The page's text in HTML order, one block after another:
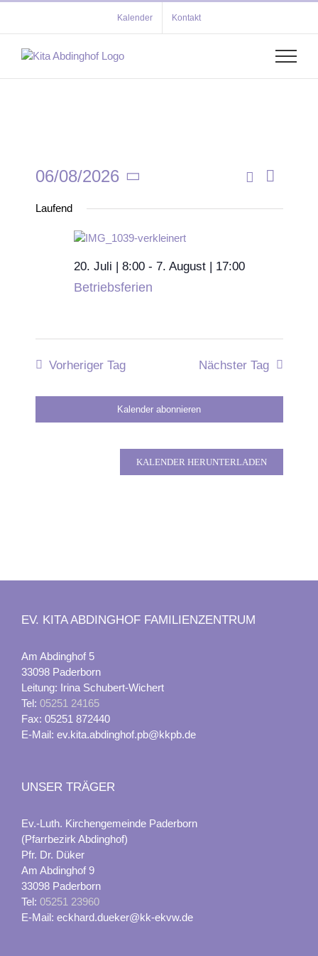
springen
Kalender Kontakt
Suche
Tag
06/08/2026
wählen.
Laufend
20. Juli | 8:00- 7. August | 17:00
Betriebsferien
Vorheriger Tag Nächster Tag
Kalender abonnieren
KALENDER HERUNTERLADEN
EV. KITA ABDINGHOF FAMILIENZENTRUM
Am Abdinghof 5
33098 Paderborn
Leitung: Irina Schubert-Wichert
Tel: 05251 24165
Fax: 05251 872440
E-Mail: ev.kita.abdinghof.pb@kkpb.de
UNSER TRÄGER
Ev.-Luth. Kirchengemeinde Paderborn
(Pfarrbezirk Abdinghof)
Pfr. Dr. Düker
Am Abdinghof 9
33098 Paderborn
Tel: 05251 23960
E-Mail: eckhard.dueker@kk-ekvw.de